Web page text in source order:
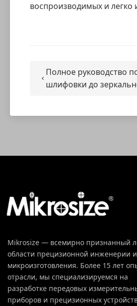
воспроизводимых и легко
Полное руководство
шлифовки до
Mikrosize — всемирно признанный
области прецизионной инженерии и
микроизготовления. Более 15 лет
отрасли, мы специализируемся на
разработке передовых
приборов и прецизионных